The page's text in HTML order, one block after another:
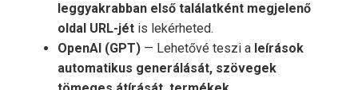
leggyakrabban első találatként megjelenő
oldal URL-jét is lekérheted.
OpenAI (GPT) — Lehetővé teszi a leírások
automatikus generálását, szövegek